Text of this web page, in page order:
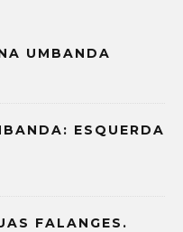
UMBANDA
ESQUERDA
FALANGES.